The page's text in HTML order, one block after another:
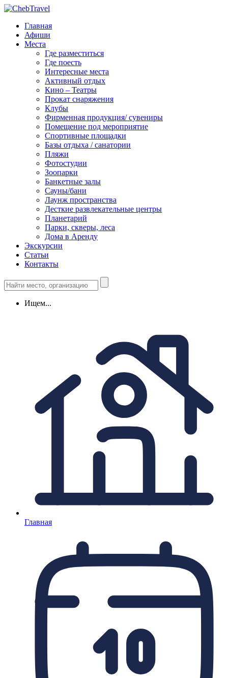
Главная
Афиши
Места
Где разместиться
Где поесть
Интересные места
Активный отдых
Кино – Театры
Прокат снаряжения
Клубы
Фирменная продукция/ сувениры
Помещение под мероприятие
Спортивные площадки
Базы отдыха / санатории
Пляжи
Фотостудии
Зоопарки
Банкетные залы
Сауны/бани
Лаунж пространства
Десткие развлекательные центры
Планетарий
Парки, скверы, леса
Дома в Аренду
Экскурсии
Статьи
Контакты
Ищем...
Главная